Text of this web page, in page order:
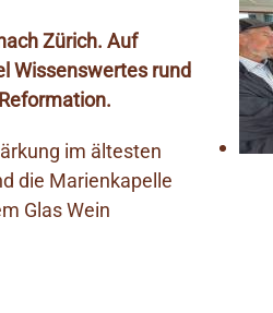
Zürich. Auf
Wissenswertes rund
im ältesten
die Marienkapelle
Glas Wein